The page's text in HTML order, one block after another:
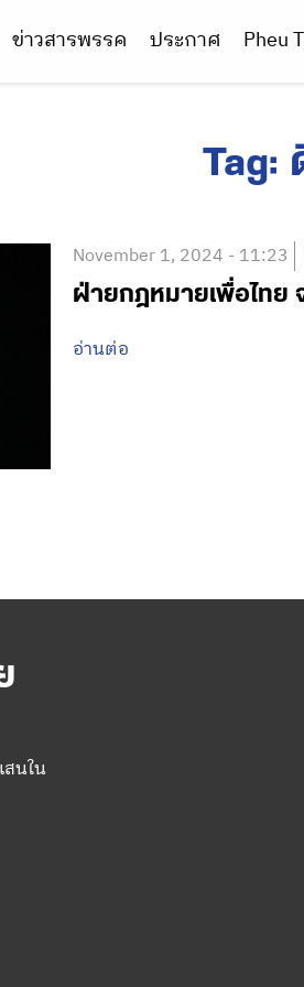
ข่าวสารพรรค ประกาศ Pheu
Tag:
November 1, 2024 - 11:23
ฝ่ายกฎหมายเพื่อไทย จ่
อ่านต่อ
นใน